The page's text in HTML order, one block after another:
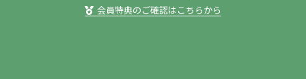
会員特典のご確認はこちらから